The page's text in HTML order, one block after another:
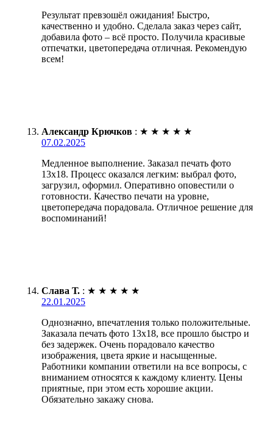
Результат превзошёл ожидания! Быстро,
качественно и удобно. Сделала заказ через сайт,
добавила фото – всё просто. Получила красивые
отпечатки, цветопередача отличная. Рекомендую
всем!
Александр Крючков : ★ ★ ★ ★ ★
07.02.2025
Медленное выполнение. Заказал печать фото
13х18. Процесс оказался легким: выбрал фото,
загрузил, оформил. Оперативно оповестили о
готовности. Качество печати на уровне,
цветопередача порадовала. Отличное решение для
воспоминаний!
Слава Т. : ★ ★ ★ ★ ★
22.01.2025
Однозначно, впечатления только положительные.
Заказала печать фото 13х18, все прошло быстро и
без задержек. Очень порадовало качество
изображения, цвета яркие и насыщенные.
Работники компании ответили на все вопросы, с
вниманием относятся к каждому клиенту. Цены
приятные, при этом есть хорошие акции.
Обязательно закажу снова.